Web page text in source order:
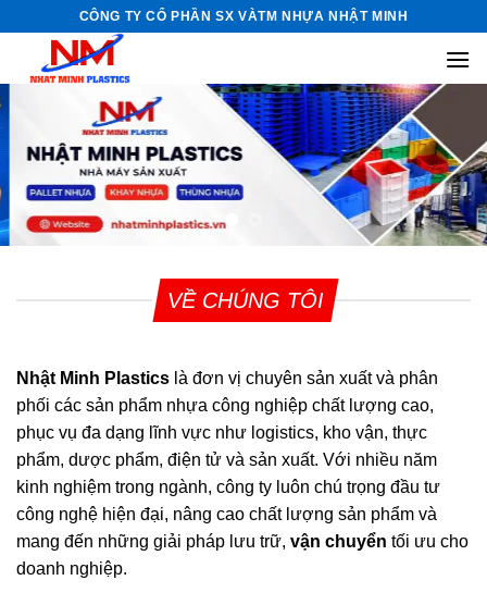
content
CÔNG TY CỔ PHẦN SX VÀTM NHỰA NHẬT MINH
VỀ CHÚNG TÔI
Nhật Minh Plastics là đơn vị chuyên sản xuất và phân
phối các sản phẩm nhựa công nghiệp chất lượng cao,
phục vụ đa dạng lĩnh vực như logistics, kho vận, thực
phẩm, dược phẩm, điện tử và sản xuất. Với nhiều năm
kinh nghiệm trong ngành, công ty luôn chú trọng đầu tư
công nghệ hiện đại, nâng cao chất lượng sản phẩm và
mang đến những giải pháp lưu trữ, vận chuyển tối ưu cho
doanh nghiệp.